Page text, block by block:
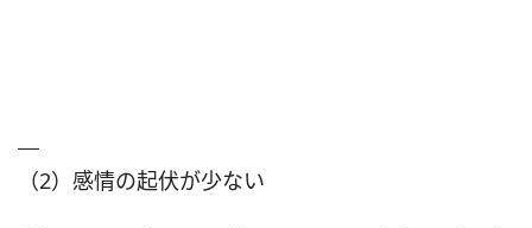
（2）感情の起伏が少ない